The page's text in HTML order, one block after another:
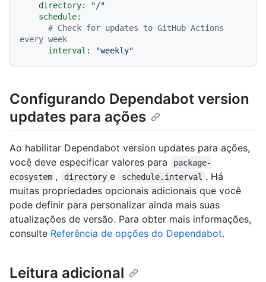
directory:
"/"
schedule:
# Check for updates to GitHub Actions
every week
interval:
"weekly"
Configurando Dependabot version
updates para ações
Ao habilitar Dependabot version updates para ações,
você deve especificar valores para
package-
ecosystem , directory e schedule.interval . Há
muitas propriedades opcionais adicionais que você
pode definir para personalizar ainda mais suas
atualizações de versão. Para obter mais informações,
consulte Referência de opções do Dependabot.
Leitura adicional